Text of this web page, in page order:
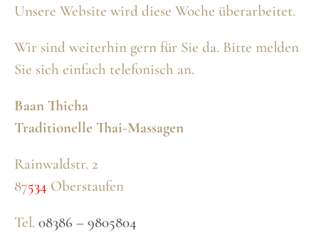
Zum
springen
Unsere Website wird diese Woche überarbeitet.
Wir sind weiterhin gern für Sie da. Bitte melden
Sie sich einfach telefonisch an.
Baan Thicha
Traditionelle Thai-Massagen
Rainwaldstr. 2
87534 Oberstaufen
Tel. 08386 – 9805804